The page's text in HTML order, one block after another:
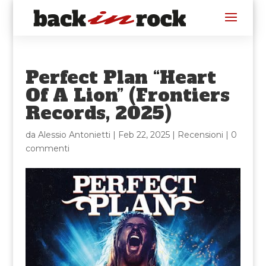
Perfect Plan “Heart
Of A Lion” (Frontiers
Records, 2025)
da Alessio Antonietti | Feb 22, 2025| Recensioni | 0
commenti